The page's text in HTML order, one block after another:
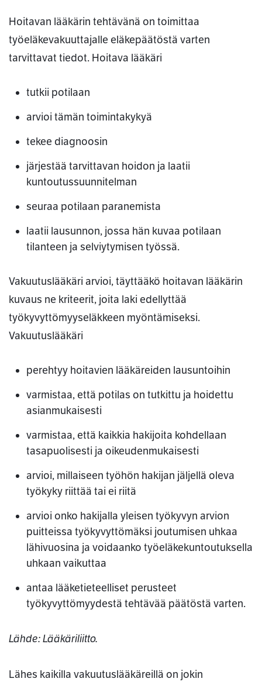
Hoitavan lääkärin tehtävänä on toimittaa
työeläkevakuuttajalle eläkepäätöstä varten
tarvittavat tiedot. Hoitava lääkäri
tutkii potilaan
arvioi tämän toimintakykyä
tekee diagnoosin
järjestää tarvittavan hoidon ja laatii
kuntoutussuunnitelman
seuraa potilaan paranemista
laatii lausunnon, jossa hän kuvaa potilaan
tilanteen ja selviytymisen työssä.
Vakuutuslääkäri arvioi, täyttääkö hoitavan lääkärin
kuvaus ne kriteerit, joita laki edellyttää
työkyvyttömyyseläkkeen myöntämiseksi.
Vakuutuslääkäri
perehtyy hoitavien lääkäreiden lausuntoihin
varmistaa, että potilas on tutkittu ja hoidettu
asianmukaisesti
varmistaa, että kaikkia hakijoita kohdellaan
tasapuolisesti ja oikeudenmukaisesti
arvioi, millaiseen työhön hakijan jäljellä oleva
työkyky riittää tai ei riitä
arvioi onko hakijalla yleisen työkyvyn arvion
puitteissa työkyvyttömäksi joutumisen uhkaa
lähivuosina ja voidaanko työeläkekuntoutuksella
uhkaan vaikuttaa
antaa lääketieteelliset perusteet
työkyvyttömyydestä tehtävää päätöstä varten.
Lähde: Lääkäriliitto.
Lähes kaikilla vakuutuslääkäreillä on jokin